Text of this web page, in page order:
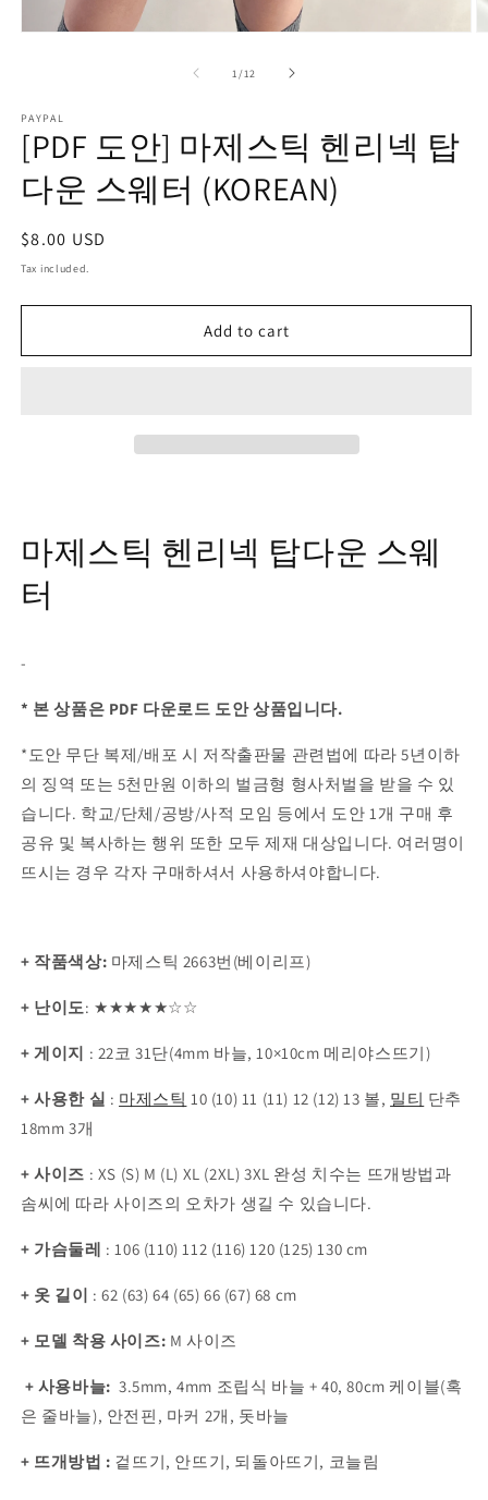
1/of
12
PAYPAL
[PDF 도안] 마제스틱 헨리넥 탑
다운 스웨터 (KOREAN)
Regular
price
$8.00 USD
Tax included.
Add to cart
마제스틱 헨리넥 탑다운 스웨
터
-
* 본 상품은 PDF 다운로드 도안 상품입니다.
*도안 무단 복제/배포 시 저작출판물 관련법에 따라 5년이하
의 징역 또는 5천만원 이하의 벌금형 형사처벌을 받을 수 있
습니다. 학교/단체/공방/사적 모임 등에서 도안 1개 구매 후
공유 및 복사하는 행위 또한 모두 제재 대상입니다. 여러명이
뜨시는 경우 각자 구매하셔서 사용하셔야합니다.
+ 작품색상: 마제스틱 2663번(베이리프)
+ 난이도: ★★★★★☆☆
+ 게이지 : 22코 31단(4mm 바늘, 10×10cm 메리야스뜨기)
+사용한 실 : 마제스틱 10 (10) 11 (11) 12 (12) 13 볼, 밀티 단추
18mm 3개
+ 사이즈 : XS (S) M (L) XL (2XL) 3XL 완성 치수는 뜨개방법과
솜씨에 따라 사이즈의 오차가 생길 수 있습니다.
+ 가슴둘레 : 106 (110) 112 (116) 120 (125) 130 cm
+ 옷 길이 : 62 (63) 64 (65) 66 (67) 68 cm
+ 모델 착용 사이즈: M 사이즈
+ 사용바늘: 3.5mm, 4mm 조립식 바늘 + 40, 80cm 케이블(혹
은 줄바늘), 안전핀, 마커 2개, 돗바늘
+ 뜨개방법 : 겉뜨기, 안뜨기, 되돌아뜨기, 코늘림